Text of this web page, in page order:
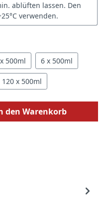
ablüften lassen. Den
verwenden.
500ml 6 x 500ml
120 x 500ml
gewünschten
den Warenkorb